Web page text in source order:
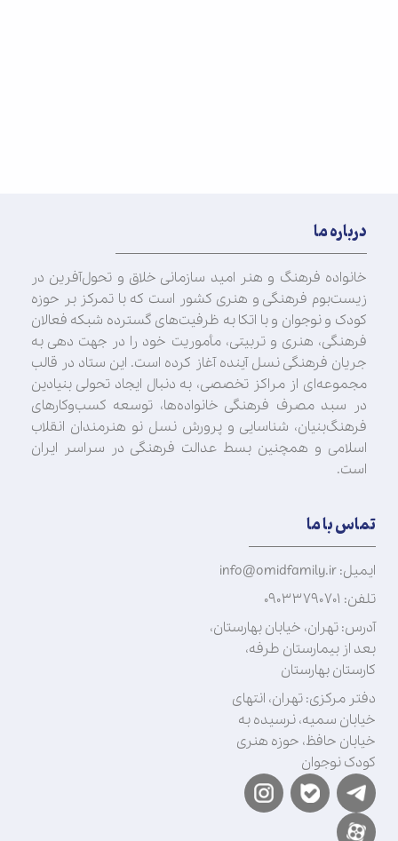
درباره ما
خانواده فرهنگ و هنر امید سازمانی خلاق و تحول‌آفرین در
زیست‌بوم فرهنگی و هنری کشور است که با تمرکز بر حوزه
کودک و نوجوان و با اتکا به ظرفیت‌های گسترده شبکه فعالان
فرهنگی، هنری و تربیتی، مأموریت خود را در جهت‌ دهی به
جریان فرهنگی نسل آینده آغاز کرده است. این ستاد در قالب
مجموعه‌ای از مراکز تخصصی، به دنبال ایجاد تحولی بنیادین
در سبد مصرف فرهنگی خانواده‌ها، توسعه کسب‌وکارهای
فرهنگ‌بنیان، شناسایی و پرورش نسل نو هنرمندان انقلاب
اسلامی و همچنین بسط عدالت فرهنگی در سراسر ایران
است.
تماس با ما
ایمیل: info@omidfamily.ir
تلفن: ۰۹۰۳۳۷۹۰۷۰۱
آدرس: تهران، خیابان بهارستان،
بعد از بیمارستان طرفه،
کارستان بهارستان
دفتر مرکزی: تهران، انتهای
خیابان سمیه، نرسیده به
خیابان حافظ، حوزه هنری
کودک نوجوان